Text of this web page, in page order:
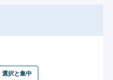
選択と集中